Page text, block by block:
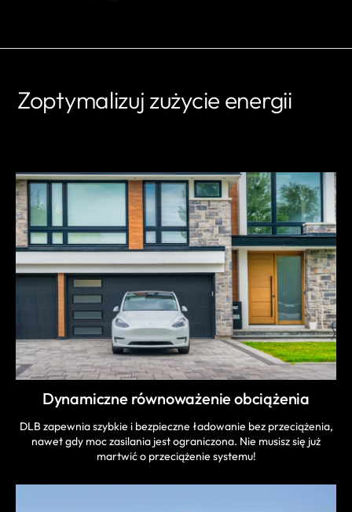
Zoptymalizuj zużycie energii
Dynamiczne równoważenie obciążenia
DLB zapewnia szybkie i bezpieczne ładowanie bez przeciążenia,
nawet gdy moc zasilania jest ograniczona. Nie musisz się już
martwić o przeciążenie systemu!